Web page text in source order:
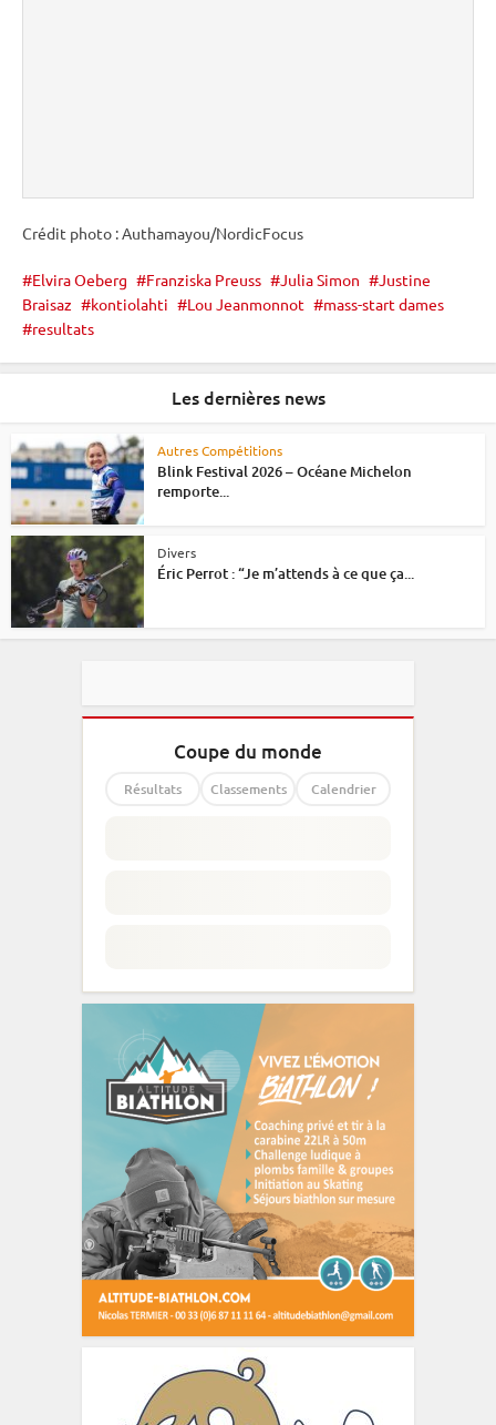
Crédit photo : Authamayou/NordicFocus
Elvira Oeberg Franziska Preuss Julia Simon
Justine
Braisaz
kontiolahti Lou Jeanmonnot
mass-start dames
resultats
Les dernières news
Autres Compétitions
Blink Festival 2026 – Océane Michelon
remporte...
Divers
Éric Perrot : “Je m’attends à ce que ça...
Coupe du monde
Résultats Classements Calendrier